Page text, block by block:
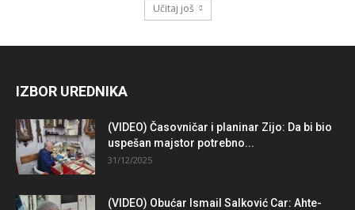
Učitaj još
IZBOR UREDNIKA
(VIDEO) Časovničar i planinar Zijo: Da bi bio
uspešan majstor potrebno...
31/12/2025
(VIDEO) Obućar Ismail Salković Car: Ahte-